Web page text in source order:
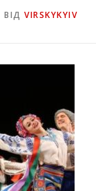
ВІД VIRSKYKYIV